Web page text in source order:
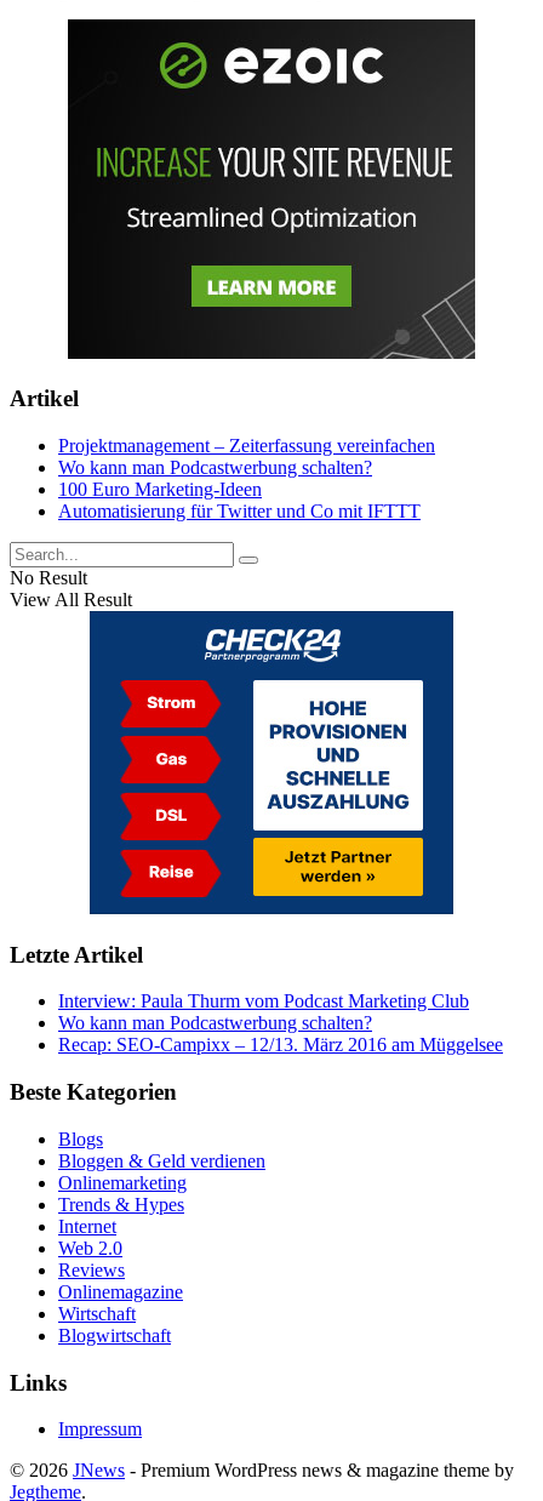
Artikel
Projektmanagement – Zeiterfassung vereinfachen
Wo kann man Podcastwerbung schalten?
100 Euro Marketing-Ideen
Automatisierung für Twitter und Co mit IFTTT
No Result
View All Result
Letzte Artikel
Interview: Paula Thurm vom Podcast Marketing Club
Wo kann man Podcastwerbung schalten?
Recap: SEO-Campixx – 12/13. März 2016 am Müggelsee
Beste Kategorien
Blogs
Bloggen & Geld verdienen
Onlinemarketing
Trends & Hypes
Internet
Web 2.0
Reviews
Onlinemagazine
Wirtschaft
Blogwirtschaft
Links
Impressum
© 2026 JNews - Premium WordPress news & magazine theme by
Jegtheme.